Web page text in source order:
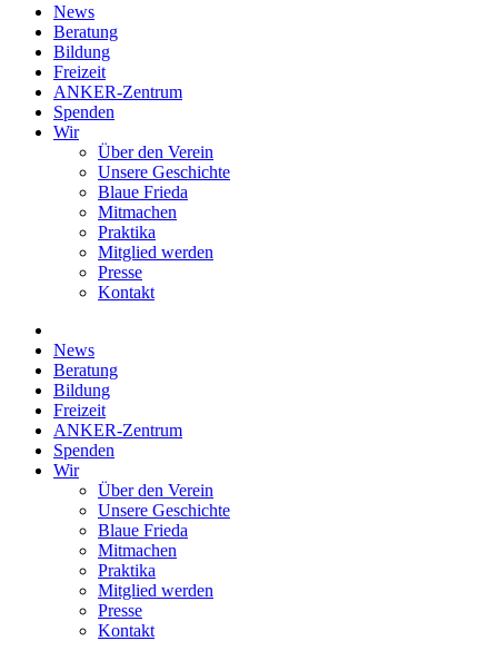
News
Beratung
Bildung
Freizeit
ANKER-Zentrum
Spenden
Wir
Über den Verein
Unsere Geschichte
Blaue Frieda
Mitmachen
Praktika
Mitglied werden
Presse
Kontakt
News
Beratung
Bildung
Freizeit
ANKER-Zentrum
Spenden
Wir
Über den Verein
Unsere Geschichte
Blaue Frieda
Mitmachen
Praktika
Mitglied werden
Presse
Kontakt